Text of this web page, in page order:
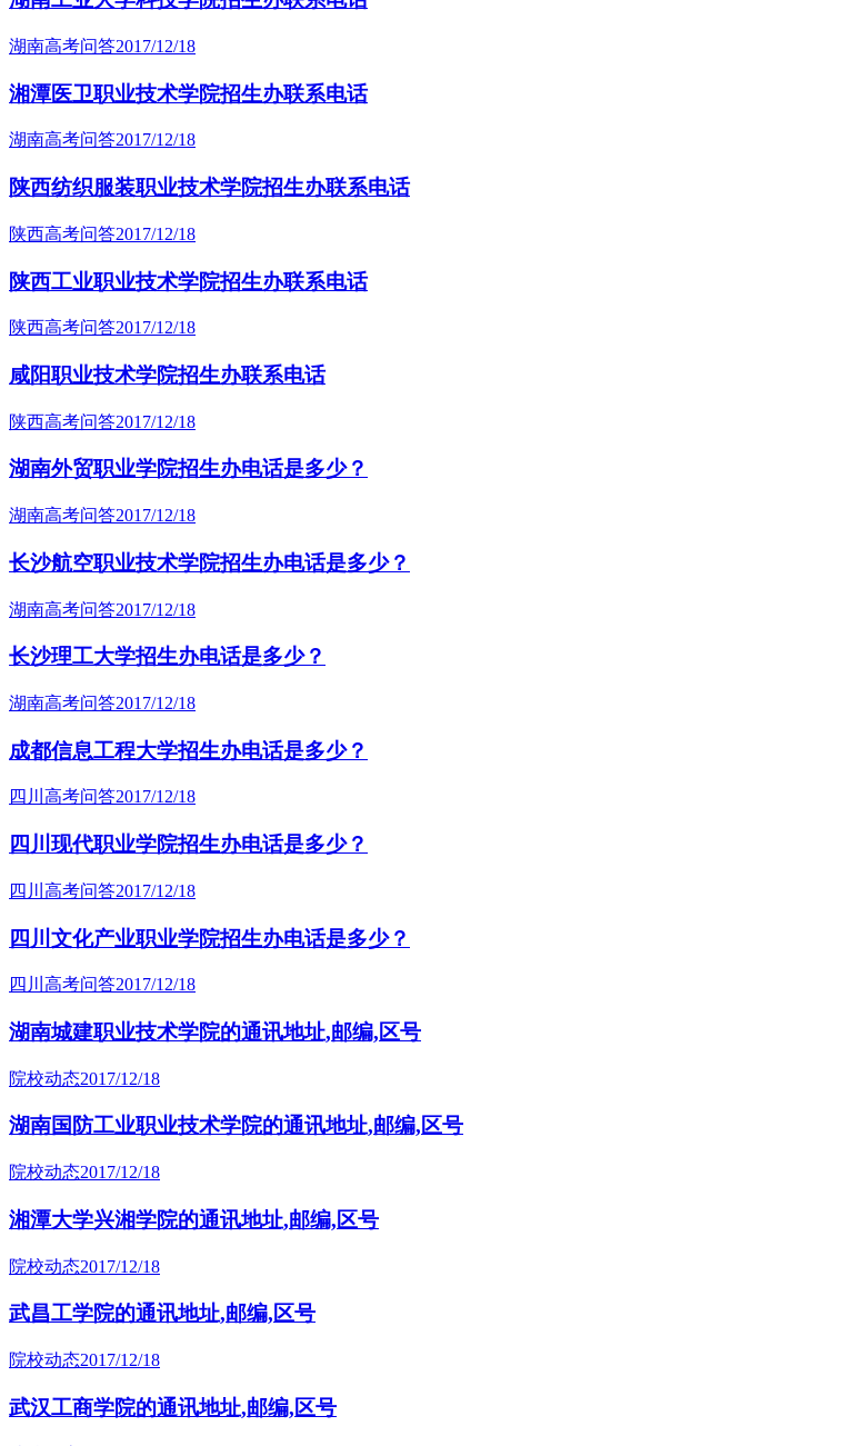
湖南高考问答2017/12/18
湘潭医卫职业技术学院招生办联系电话
湖南高考问答2017/12/18
陕西纺织服装职业技术学院招生办联系电话
陕西高考问答2017/12/18
陕西工业职业技术学院招生办联系电话
陕西高考问答2017/12/18
咸阳职业技术学院招生办联系电话
陕西高考问答2017/12/18
湖南外贸职业学院招生办电话是多少？
湖南高考问答2017/12/18
长沙航空职业技术学院招生办电话是多少？
湖南高考问答2017/12/18
长沙理工大学招生办电话是多少？
湖南高考问答2017/12/18
成都信息工程大学招生办电话是多少？
四川高考问答2017/12/18
四川现代职业学院招生办电话是多少？
四川高考问答2017/12/18
四川文化产业职业学院招生办电话是多少？
四川高考问答2017/12/18
湖南城建职业技术学院的通讯地址,邮编,区号
院校动态2017/12/18
湖南国防工业职业技术学院的通讯地址,邮编,区号
院校动态2017/12/18
湘潭大学兴湘学院的通讯地址,邮编,区号
院校动态2017/12/18
武昌工学院的通讯地址,邮编,区号
院校动态2017/12/18
武汉工商学院的通讯地址,邮编,区号